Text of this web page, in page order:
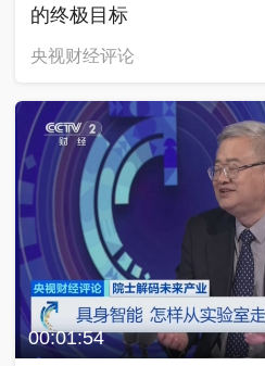
的终极目标
央视财经评论
00:01:54